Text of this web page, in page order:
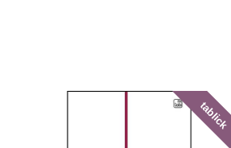
tablick